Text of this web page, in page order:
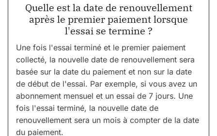
Quelle est la date de renouvellement
après le premier paiement lorsque
l'essai se termine ?
Une fois l'essai terminé et le premier paiement
collecté, la nouvelle date de renouvellement sera
basée sur la date du paiement et non sur la date
de début de l'essai. Par exemple, si vous avez un
abonnement mensuel et un essai de 7 jours. Une
fois l'essai terminé, la nouvelle date de
renouvellement sera un mois à compter de la date
du paiement.